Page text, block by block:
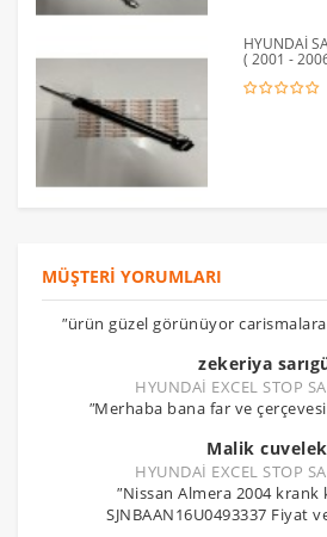
HYUNDAİ
( 2001 -
MÜŞTERI YORUMLARI
"ürün güzel görünüyor
zekeriya
HYUNDAİ EXCEL STOP
"Merhaba bana far ve
Malik cuvelek
HYUNDAİ EXCEL STOP
"Nissan Almera 2004 krank
SJNBAAN16U0493337 Fiyat